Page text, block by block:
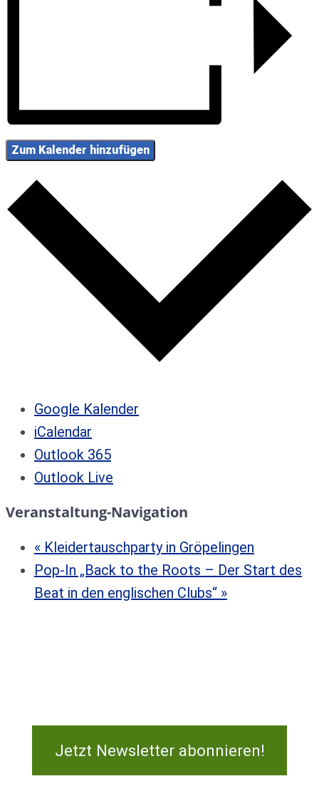
Zum Kalender hinzufügen
Google Kalender
iCalendar
Outlook 365
Outlook Live
Veranstaltung-Navigation
« Kleidertauschparty in Gröpelingen
Pop-In „Back to the Roots – Der Start des
Beat in den englischen Clubs“ »
Jetzt Newsletter abonnieren!